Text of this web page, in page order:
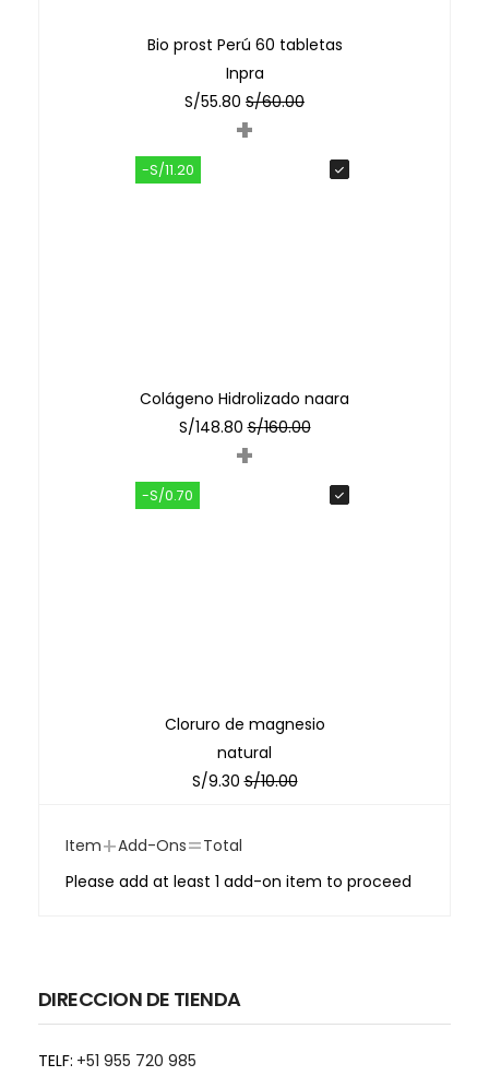
Bio prost Perú 60 tabletas
Inpra
S/55.80 S/60.00
+
-S/11.20
Colágeno Hidrolizado naara
S/148.80 S/160.00
+
-S/0.70
Cloruro de magnesio
natural
S/9.30 S/10.00
Item+Add-Ons=Total
Please add at least 1 add-on item to proceed
DIRECCION DE TIENDA
TELF: +51 955 720 985